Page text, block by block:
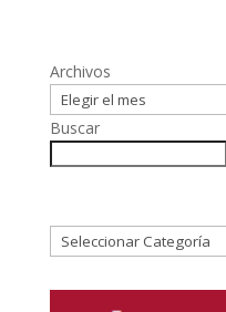
Archivos
Buscar